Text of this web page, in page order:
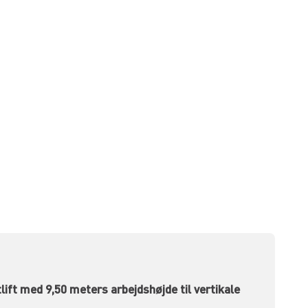
med 9,50 meters arbejdshøjde til vertikale